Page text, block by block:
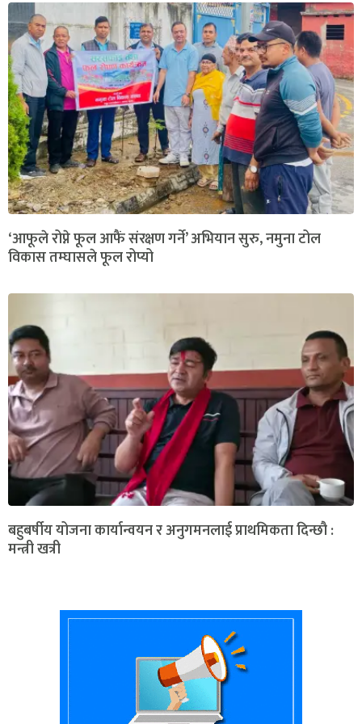
‘आफूले रोप्ने फूल आफैं संरक्षण गर्ने’ अभियान सुरु, नमुना टोल
विकास तम्घासले फूल रोप्यो
बहुबर्षीय योजना कार्यान्वयन र अनुगमनलाई प्राथमिकता दिन्छौ :
मन्त्री खत्री